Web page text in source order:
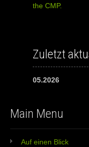
the CMP.
Zuletzt
05.2026
Main Menu
Auf einen Blick